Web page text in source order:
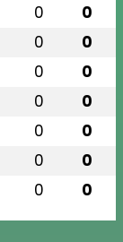
0 0
0 0
0 0
0 0
0 0
0 0
0 0